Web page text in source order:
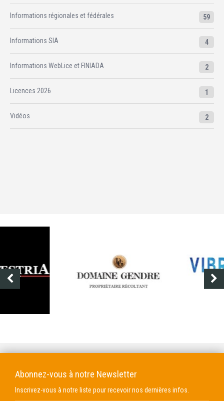
Informations régionales et fédérales 59
Informations SIA 4
Informations WebLice et FINIADA 2
Licences 2026 1
Vidéos 2
Abonnez-vous à notre Newsletter
Inscrivez-vous à notre liste pour recevoir nos dernières infos.